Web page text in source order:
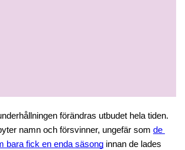
förändras utbudet hela tiden.
namn och försvinner, ungefär som de
bara fick en enda säsong innan de lades